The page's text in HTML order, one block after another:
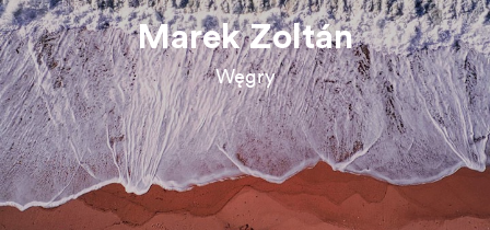
Marek Zoltán
Węgry